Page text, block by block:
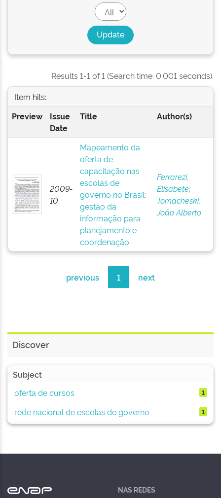
Results 1-1 of 1 (Search time: 0.001 seconds).
Item hits:
Preview
Issue
Date
Title Author(s)
2009-
10
Mapeamento da
oferta de
capacitação nas
escolas de
governo no Brasil:
gestão da
informação para
planejamento e
coordenação
Ferrarezi,
Elisabete;
Tomacheski,
João Alberto
previous 1 next
Discover
Subject
oferta de cursos
1
rede nacional de escolas de governo 1
NAS REDES